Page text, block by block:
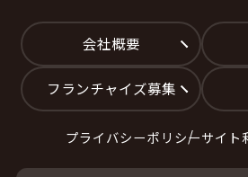
会社概要
フランチャイズ募集
プライバシーポリシーサイト